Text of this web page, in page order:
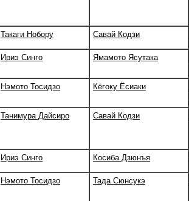
Такаги Нобору Савай Кодзи
Ириэ Синго Ямамото Ясутака
Нэмото Тосидзо Кёгоку Ёсиаки
Танимура Дайсиро Савай Кодзи
Ириэ Синго Косиба Дзюнъя
Нэмото Тосидзо Тада Сюнсукэ